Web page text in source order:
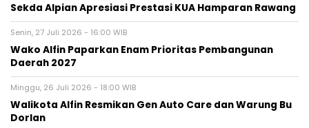
Sekda Alpian Apresiasi Prestasi KUA Hamparan Rawang
Senin, 27 Juli 2026 - 16:00 WIB
Wako Alfin Paparkan Enam Prioritas Pembangunan
Daerah 2027
Minggu, 26 Juli 2026 - 18:00 WIB
Walikota Alfin Resmikan Gen Auto Care dan Warung Bu
Dorlan